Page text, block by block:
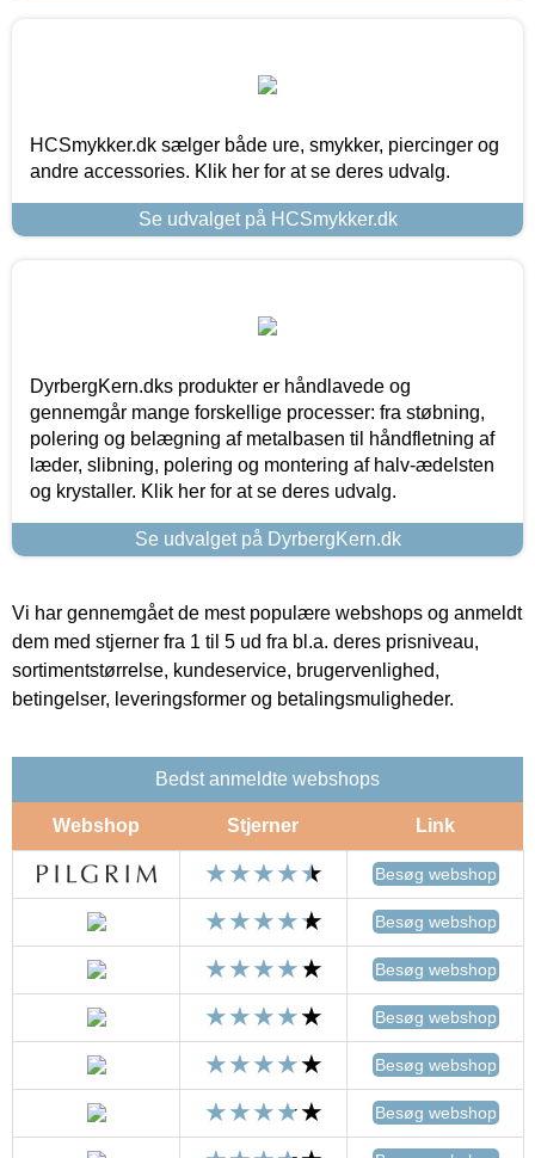
HCSmykker.dk sælger både ure, smykker, piercinger og
andre accessories. Klik her for at se deres udvalg.
Se udvalget på HCSmykker.dk
DyrbergKern.dks produkter er håndlavede og
gennemgår mange forskellige processer: fra støbning,
polering og belægning af metalbasen til håndfletning af
læder, slibning, polering og montering af halv-ædelsten
og krystaller. Klik her for at se deres udvalg.
Se udvalget på DyrbergKern.dk
Vi har gennemgået de mest populære webshops og anmeldt
dem med stjerner fra 1 til 5 ud fra bl.a. deres prisniveau,
sortimentstørrelse, kundeservice, brugervenlighed,
betingelser, leveringsformer og betalingsmuligheder.
Bedst anmeldte webshops
Webshop Stjerner Link
Besøg webshop
Besøg webshop
Besøg webshop
Besøg webshop
Besøg webshop
Besøg webshop